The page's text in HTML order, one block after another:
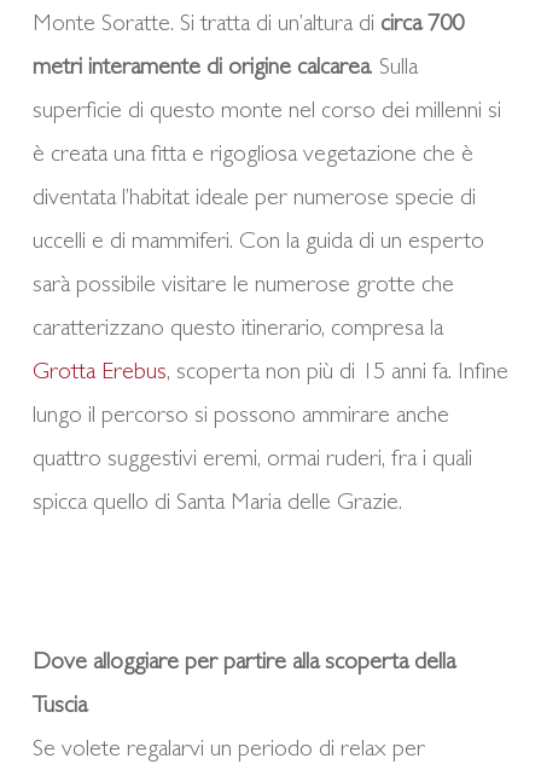
Monte Soratte. Si tratta di un’altura di circa 700
metri interamente di origine calcarea. Sulla
superficie di questo monte nel corso dei millenni si
è creata una fitta e rigogliosa vegetazione che è
diventata l’habitat ideale per numerose specie di
uccelli e di mammiferi. Con la guida di un esperto
sarà possibile visitare le numerose grotte che
caratterizzano questo itinerario, compresa la
Grotta Erebus, scoperta non più di 15 anni fa. Infine
lungo il percorso si possono ammirare anche
quattro suggestivi eremi, ormai ruderi, fra i quali
spicca quello di Santa Maria delle Grazie.
Dove alloggiare per partire alla scoperta della
Tuscia
Se volete regalarvi un periodo di relax per